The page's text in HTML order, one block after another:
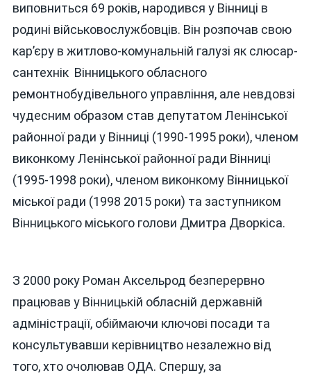
виповниться 69 років, народився у Вінниці в
родині військовослужбовців. Він розпочав свою
кар’єру в житлово-комунальній галузі як слюсар-
сантехнік Вінницького обласного
ремонтнобудівельного управління, але невдовзі
чудесним образом став депутатом Ленінської
районної ради у Вінниці (1990-1995 роки), членом
виконкому Ленінської районної ради Вінниці
(1995-1998 роки), членом виконкому Вінницької
міської ради (1998 2015 роки) та заступником
Вінницького міського голови Дмитра Дворкіса.
З 2000 року Роман Аксельрод безперервно
працював у Вінницькій обласній державній
адміністрації, обіймаючи ключові посади та
консультувавши керівництво незалежно від
того, хто очолював ОДА. Спершу, за